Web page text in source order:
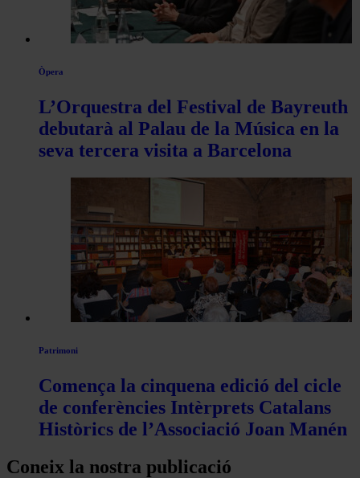
Òpera
L’Orquestra del Festival de Bayreuth
debutarà al Palau de la Música en la
seva tercera visita a Barcelona
Patrimoni
Comença la cinquena edició del cicle
de conferències Intèrprets Catalans
Històrics de l’Associació Joan Manén
Coneix la nostra publicació